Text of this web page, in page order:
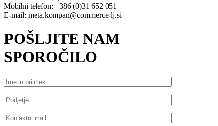
Mobilni telefon: +386 (0)31 652 051
E-mail: meta.kompan@commerce-lj.si
POŠLJITE NAM
SPOROČILO